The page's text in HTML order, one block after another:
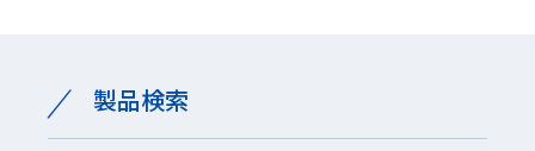
製品検索